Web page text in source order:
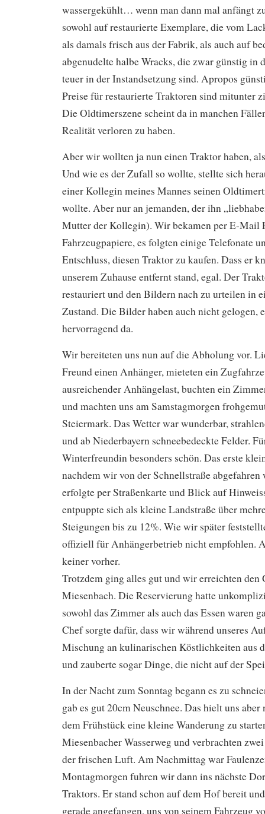
wassergekühlt… wenn man dann mal anfängt
sowohl auf restaurierte Exemplare, die vom
als damals frisch aus der Fabrik, als auch auf
abgenudelte halbe Wracks, die zwar günstig in
teuer in der Instandsetzung sind. Apropos
Preise für restaurierte Traktoren sind mitunter
Die Oldtimerszene scheint da in manchen
Realität verloren zu haben.
Aber wir wollten ja nun einen Traktor haben,
Und wie es der Zufall so wollte, stellte sich
einer Kollegin meines Mannes seinen
wollte. Aber nur an jemanden, der ihn
Mutter der Kollegin). Wir bekamen per E-Mail
Fahrzeugpapiere, es folgten einige Telefonate
Entschluss, diesen Traktor zu kaufen. Dass er
unserem Zuhause entfernt stand, egal. Der
restauriert und den Bildern nach zu urteilen in
Zustand. Die Bilder haben auch nicht gelogen,
hervorragend da.
Wir bereiteten uns nun auf die Abholung vor.
Freund einen Anhänger, mieteten ein
ausreichender Anhängelast, buchten ein
und machten uns am Samstagmorgen
Steiermark. Das Wetter war wunderbar,
und ab Niederbayern schneebedeckte Felder.
Winterfreundin besonders schön. Das erste
nachdem wir von der Schnellstraße
erfolgte per Straßenkarte und Blick auf
entpuppte sich als kleine Landstraße über
Steigungen bis zu 12%. Wie wir später
offiziell für Anhängerbetrieb nicht empfohlen.
keiner vorher.
Trotzdem ging alles gut und wir erreichten den
Miesenbach. Die Reservierung hatte
sowohl das Zimmer als auch das Essen waren
Chef sorgte dafür, dass wir während unseres
Mischung an kulinarischen Köstlichkeiten aus
und zauberte sogar Dinge, die nicht auf der
In der Nacht zum Sonntag begann es zu
gab es gut 20cm Neuschnee. Das hielt uns aber
dem Frühstück eine kleine Wanderung zu
Miesenbacher Wasserweg und verbrachten
der frischen Luft. Am Nachmittag war
Montagmorgen fuhren wir dann ins nächste
Traktors. Er stand schon auf dem Hof bereit
gerade angefangen, uns von seinem Fahrzeug